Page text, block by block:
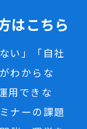
はこちら
い」「自社
わからな
用できな
ナーの課題